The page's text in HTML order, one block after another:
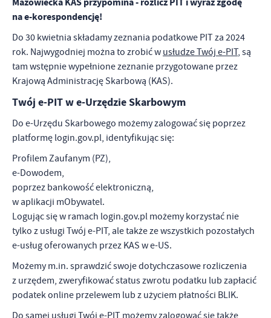
na e-korespondencję!
Do 30 kwietnia składamy zeznania podatkowe PIT za 2024
rok. Najwygodniej można to zrobić w usłudze Twój e-PIT, są
tam wstępnie wypełnione zeznanie przygotowane przez
Krajową Administrację Skarbową (KAS).
Twój e-PIT w e-Urzędzie Skarbowym
Do e-Urzędu Skarbowego możemy zalogować się poprzez
platformę login.gov.pl, identyfikując się:
Profilem Zaufanym (PZ),
e-Dowodem,
poprzez bankowość elektroniczną,
w aplikacji mObywatel.
Logując się w ramach login.gov.pl możemy korzystać nie
tylko z usługi Twój e-PIT, ale także ze wszystkich pozostałych
e-usług oferowanych przez KAS w e-US.
Możemy m.in. sprawdzić swoje dotychczasowe rozliczenia
z urzędem, zweryfikować status zwrotu podatku lub zapłacić
podatek online przelewem lub z użyciem płatności BLIK.
Do samej usługi Twój e-PIT możemy zalogować się także
zapamiętanie wprowadzonych przez Ciebie ustawień oraz
personalizację określonych funkcjonalności czy prezentowanych
Dzięki tym plikom cookies możemy zapewnić Ci większy komfort
korzystania z funkcjonalności naszej strony poprzez dopasowanie
jej do Twoich indywidualnych preferencji. Wyrażenie zgody na
funkcjonalne i personalizacyjne pliki cookies gwarantuje
Więcej
Analityczne
Analityczne pliki cookies pomagają nam rozwijać się i
dostosowywać do Twoich potrzeb.
Cookies analityczne pozwalają na uzyskanie informacji w zakresie
wykorzystywania witryny internetowej, miejsca oraz częstotliwości,
z jaką odwiedzane są nasze serwisy www. Dane pozwalają nam na
ocenę naszych serwisów internetowych pod względem ich
popularności wśród użytkowników. Zgromadzone informacje są
przetwarzane w formie zanonimizowanej. Wyrażenie zgody na
analityczne pliki cookies gwarantuje dostępność wszystkich
funkcjonalności.
Więcej
Reklamowe
Dzięki reklamowym plikom cookies prezentujemy Ci najciekawsze
informacje i aktualności na stronach naszych partnerów.
Promocyjne pliki cookies służą do prezentowania Ci naszych
komunikatów na podstawie analizy Twoich upodobań oraz Twoich
zwyczajów dotyczących przeglądanej witryny internetowej. Treści
promocyjne mogą pojawić się na stronach podmiotów trzecich lub
firm będących naszymi partnerami oraz innych dostawców usług.
Firmy te działają w charakterze pośredników prezentujących nasze
treści w postaci wiadomości, ofert, komunikatów mediów
społecznościowych.
Więcej